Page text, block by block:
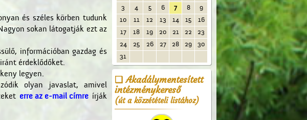
és széles körben tudunk
sokan látogatják ezt az
információban gazdag és
érdeklődőket.
legyen.
olyan javaslat, amivel
erre az e-mail címreírják
3
4 5 6 7 8
9
10
11 12 13 14 15
16
17
18 19 20 21 22
23
24
25 26 27 28 29
30
31
Akadálymentesített
intézménykereső
(út a közzétételi listához)